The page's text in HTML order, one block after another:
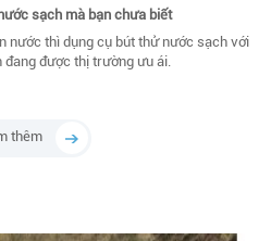
sạch mà bạn chưa biết
nước thì dụng cụ bút thử nước sạch với
đang được thị trường ưu ái.
thêm